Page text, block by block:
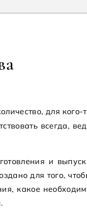
всегда,
и
для того,
какое